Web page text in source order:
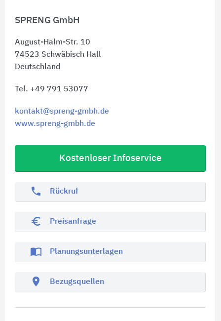
SPRENG GmbH
August-Halm-Str. 10
74523 Schwäbisch Hall
Deutschland
Tel. +49 791 53077
kontakt@spreng-gmbh.de
www.spreng-gmbh.de
Kostenloser Infoservice
phone Rückruf
euro_symbol Preisanfrage
import_contacts Planungsunterlagen
location_on Bezugsquellen